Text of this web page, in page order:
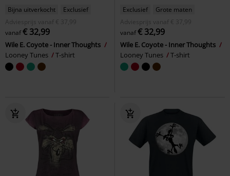
Bijna uitverkocht
Exclusief
Adviesprijs
vanaf € 37,99
vanaf€ 32,99
Wile E. Coyote - Inner Thoughts
Looney Tunes
T-shirt
Exclusief
Grote maten
Adviesprijs
vanaf € 37,99
vanaf€ 32,99
Wile E. Coyote - Inner Thoughts
Looney Tunes
T-shirt